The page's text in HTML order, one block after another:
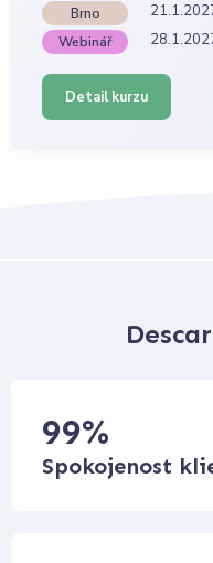
Brno
Webinář
Detail kurzu
99%
Spokojenost